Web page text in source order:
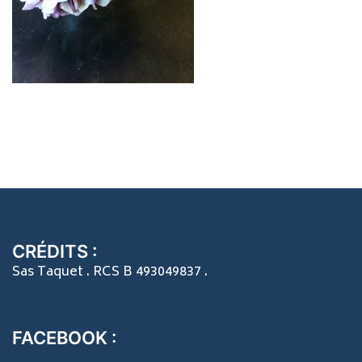
CRÉDITS :
Sas Taquet . RCS B 493049837 .
FACEBOOK :